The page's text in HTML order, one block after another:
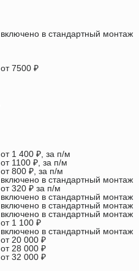
включено в стандартный монтаж
от 7500 ₽
от 1 400 ₽, за п/м
от 1100 ₽, за п/м
от 800 ₽, за п/м
включено в стандартный монтаж
от 320 ₽ за п/м
включено в стандартный монтаж
включено в стандартный монтаж
включено в стандартный монтаж
от 1 100 ₽
включено в стандартный монтаж
от 20 000 ₽
от 28 000 ₽
от 32 000 ₽